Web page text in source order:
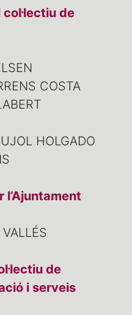
de
COSTA
HOLGADO
l’Ajuntament
de
i serveis